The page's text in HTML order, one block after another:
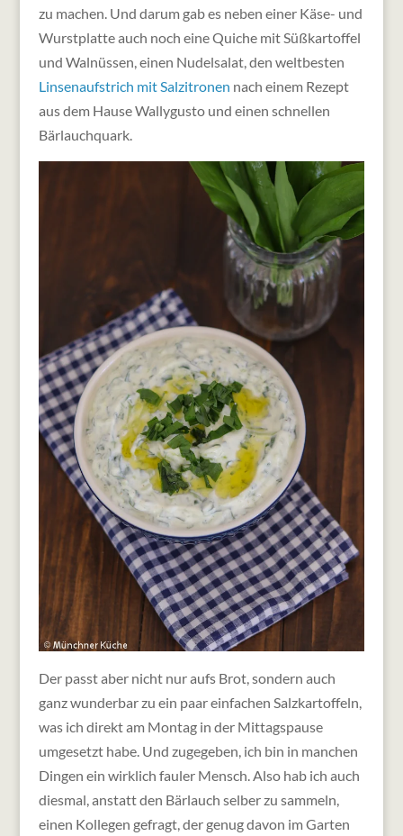
zu machen. Und darum gab es neben einer Käse- und
Wurstplatte auch noch eine Quiche mit Süßkartoffel
und Walnüssen, einen Nudelsalat, den weltbesten
Linsenaufstrich mit Salzitronen nach einem Rezept
aus dem Hause Wallygusto und einen schnellen
Bärlauchquark.
Der passt aber nicht nur aufs Brot, sondern auch
ganz wunderbar zu ein paar einfachen Salzkartoffeln,
was ich direkt am Montag in der Mittagspause
umgesetzt habe. Und zugegeben, ich bin in manchen
Dingen ein wirklich fauler Mensch. Also hab ich auch
diesmal, anstatt den Bärlauch selber zu sammeln,
einen Kollegen gefragt, der genug davon im Garten